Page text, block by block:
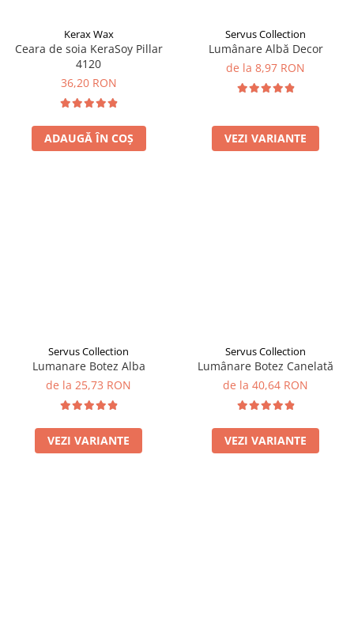
Kerax Wax
Ceara de soia KeraSoy Pillar
4120
36,20 RON
ADAUGĂ ÎN COȘ
Servus Collection
Lumânare Albă Decor
de la 8,97 RON
VEZI VARIANTE
Servus Collection
Lumanare Botez Alba
de la 25,73 RON
VEZI VARIANTE
Servus Collection
Lumânare Botez Canelată
de la 40,64 RON
VEZI VARIANTE